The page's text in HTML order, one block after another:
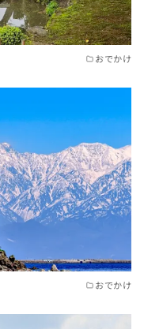
おでかけ
おでかけ